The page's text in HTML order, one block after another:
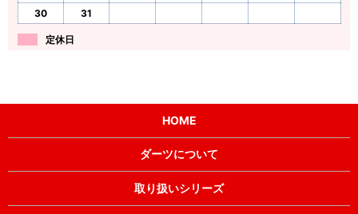
30
31
定休日
HOME
ダーツについて
取り扱いシリーズ